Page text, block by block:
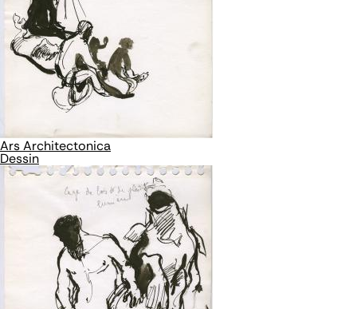
Ars Architectonica
Dessin